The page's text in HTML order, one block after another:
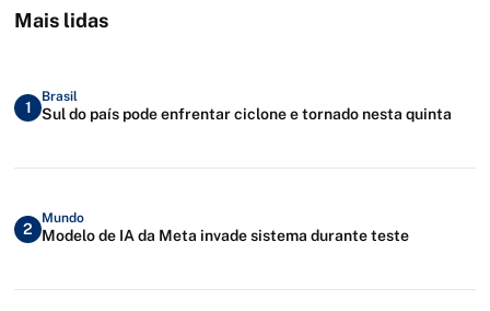
Mais lidas
1
Brasil
Sul do país pode enfrentar ciclone e tornado nesta quinta
2
Mundo
Modelo de IA da Meta invade sistema durante teste